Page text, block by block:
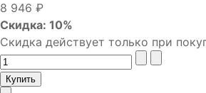
8 946 ₽
Скидка: 10%
Скидка действует только при